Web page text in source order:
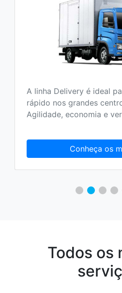
A linha Delivery é ideal
rápido nos grandes
Agilidade, economia e
Conheça os
Todos os